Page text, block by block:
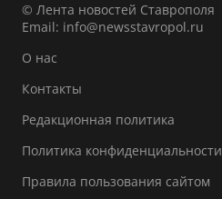
© Лента новостей Ставрополя
Email: info@newsstavropol.ru
О нас
Контакты
Редакционная политика
Политика конфиденциальности
Правила пользования сайтом